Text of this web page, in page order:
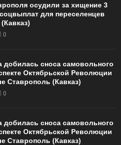
осудили за хищение 3
для переселенцев
0
добилась сноса самовольного
Октябрьской Революции
Ставрополь (Кавказ)
0
добилась сноса самовольного
Октябрьской Революции
Ставрополь (Кавказ)